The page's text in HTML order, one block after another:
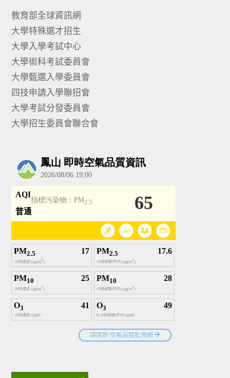
教育部全球資訊網
大學特殊選才招生
大學入學考試中心
大學術科考試委員會
大學甄選入學委員會
四技申請入學聯招會
大學考試分發委員會
大學招生委員會聯合會